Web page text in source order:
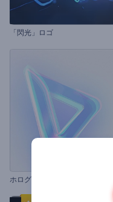
「閃光」ロゴ
ホログラフィックロゴ公開